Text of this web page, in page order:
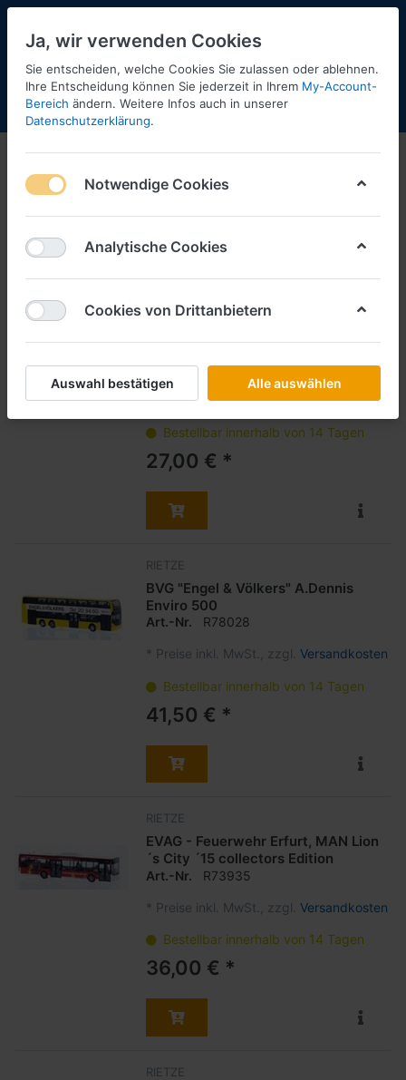
Menü Anmelden Shopaktualisierung
Rietze
1-12 von 27
Filtern Sortieren
RIETZE
Art.-Nr. R76121
* Preise inkl. MwSt., zzgl.Versandkosten
Bestellbar innerhalb von 14 Tagen
27,00 € *
RIETZE
BVG "Engel & Völkers" A.Dennis
Enviro 500
Art.-Nr. R78028
* Preise inkl. MwSt., zzgl. Versandkosten
Bestellbar innerhalb von 14 Tagen
41,50 € *
RIETZE
EVAG - Feuerwehr Erfurt, MAN Lion
´s City ´15 collectors Edition
Art.-Nr. R73935
* Preise inkl. MwSt., zzgl. Versandkosten
Bestellbar innerhalb von 14 Tagen
36,00 € *
RIETZE
Ja, wir verwenden Cookies
Sie entscheiden, welche Cookies Sie zulassen oder ablehnen.
Ihre Entscheidung können Sie jederzeit in Ihrem My-Account-
Bereich ändern. Weitere Infos auch in unserer
Datenschutzerklärung.
Notwendige Cookies
Analytische Cookies
Cookies von Drittanbietern
Auswahl bestätigen Alle auswählen